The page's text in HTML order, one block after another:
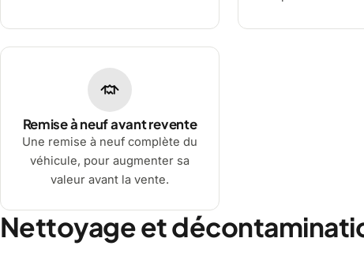
Remise à neuf avant revente
Une remise à neuf complète du
véhicule, pour augmenter sa
valeur avant la vente.
Nettoyage et